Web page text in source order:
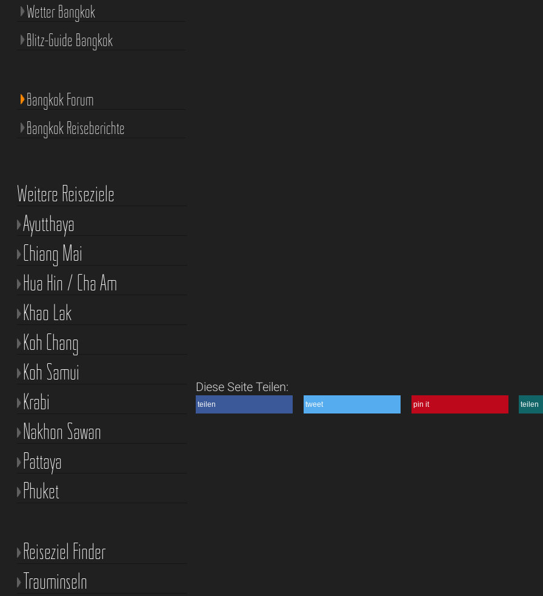
Diese Seite Teilen:
teilen tweet pin it teilen
Wetter Bangkok
Blitz-Guide Bangkok
Bangkok Forum
Bangkok Reiseberichte
Weitere Reiseziele
Ayutthaya
Chiang Mai
Hua Hin / Cha Am
Khao Lak
Koh Chang
Koh Samui
Krabi
Nakhon Sawan
Pattaya
Phuket
Reiseziel Finder
Trauminseln